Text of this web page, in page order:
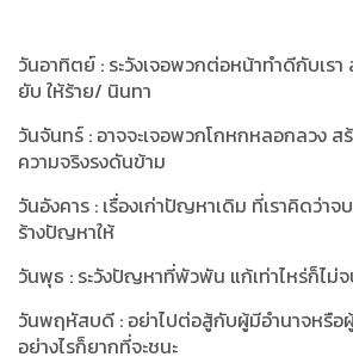
วันอาทิตย์ : ระวังเจอพวกต่อหน้าทำดีกับเร
ยับ ให้ร้าย/ นินทา
วันจันทร์ : อาจจะเจอพวกโกหกหลอกลวง ส
ความจริงรงดันข้าม
วันอังคาร : เรื่องเก่าปัญหาเดิม ที่เราคิดว่า
ร้างปัญหาให้
วันพุธ : ระวังปัญหาที่พัวพัน แก้เท่าไหร่ก็ไม่
วันพฤหัสบดี : อย่าไปต่อสู้กับผู้มีอำนาจหรือ
อย่างไรก็ยากที่จะชนะ